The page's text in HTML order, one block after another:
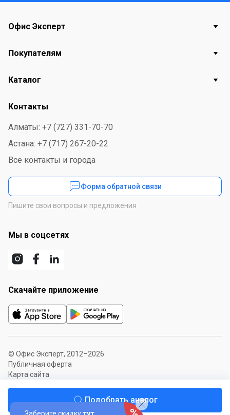
Подобрать аналог
Офис Эксперт
Покупателям
Каталог
Контакты
Алматы: +7 (727) 331-70-70
Астана: +7 (717) 267-20-22
Все контакты и города
Форма обратной связи
Пишите свои вопросы и предложения
Мы в соцсетях
Скачайте приложение
© Офис Эксперт, 2012–2026
Публичная оферта
Карта сайта